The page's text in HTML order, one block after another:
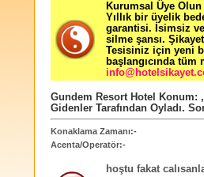
Kurumsal Üye Olun
Yıllık bir üyelik
garantisi. İsimsiz
silme şansı.
Tesisiniz için yeni
başlangıcında tüm
Gundem Resort Hotel Konum: ,
Gidenler Tarafından Oyladı.
Konaklama Zamanı:-
Acenta/Operatör:-
hoştu fakat